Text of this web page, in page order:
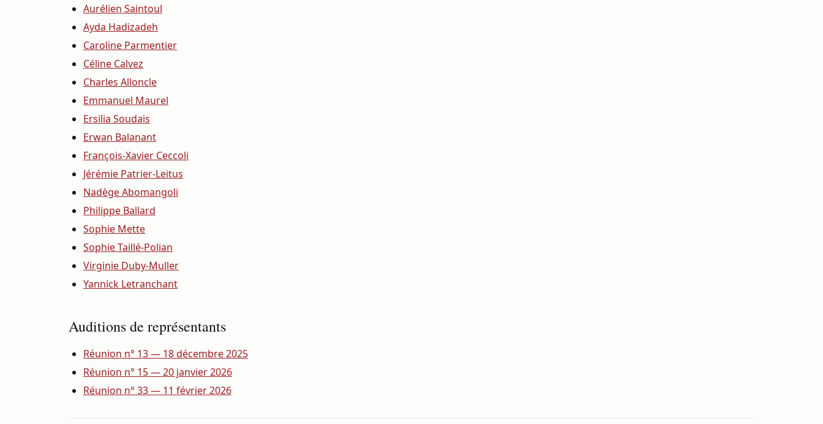
Aurélien Saintoul
Ayda Hadizadeh
Caroline Parmentier
Céline Calvez
Charles Alloncle
Emmanuel Maurel
Ersilia Soudais
Erwan Balanant
François-Xavier Ceccoli
Jérémie Patrier-Leitus
Nadège Abomangoli
Philippe Ballard
Sophie Mette
Sophie Taillé-Polian
Virginie Duby-Muller
Yannick Letranchant
Auditions de représentants
Réunion n° 13 — 18 décembre 2025
Réunion n° 15 — 20 janvier 2026
Réunion n° 33 — 11 février 2026